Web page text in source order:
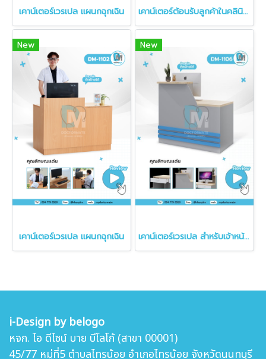
เคาน์เตอร์เวรเปล แผนกฉุกเฉิน เคาน์เตอร์ต้อนรับลูกค้าในคลินิก เคาน์เตอร์ลายไม้
New
เคาน์เตอร์เวรเปล แผนกฉุกเฉิน
New
เคาน์เตอร์เวรเปล สำหรับเจ้าหน้าที่ บุรุษพยาบาล แผนกฉุกเฉิน จุดเร่งด่วนสำหรับผู้ป่วย แบบ2ระดับ DM-1106
i-Design by belogo
หจก. ไอ ดีไซน์ บาย บีโลโก้ (สาขา 00001)
45/77 หมู่ที่5 ตำบลไทรน้อย อำเภอไทรน้อย จังหวัดนนทบุรี